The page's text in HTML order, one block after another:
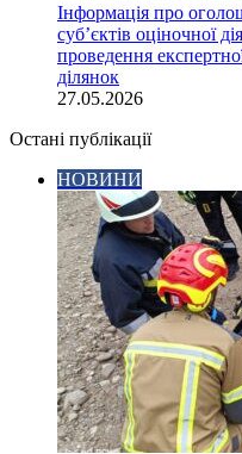
Інформація про
суб’єктів оціночної
проведення
ділянок
27.05.2026
Остані публікації
НОВИНИ